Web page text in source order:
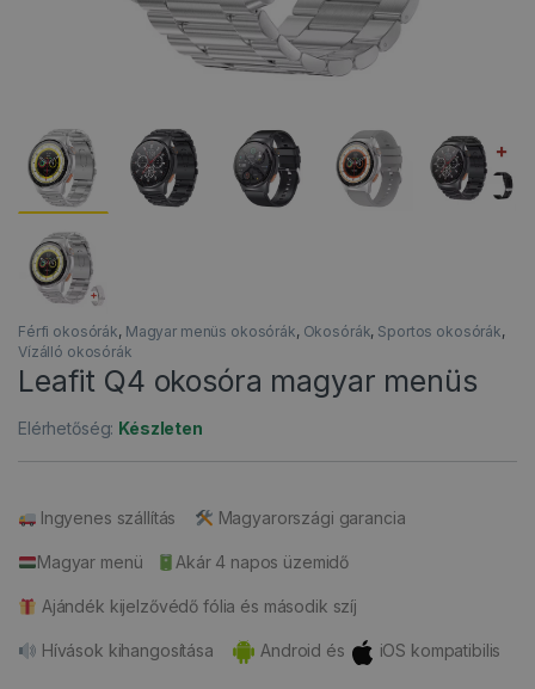
Férfi okosórák, Magyar menüs okosórák, Okosórák, Sportos okosórák,
Vízálló okosórák
Leafit Q4 okosóra magyar menüs
Elérhetőség: Készleten
Ingyenes szállítás Magyarországi garancia
Magyar menü Akár 4 napos üzemidő
Ajándék kijelzővédő fólia és második szíj
Hívások kihangosítása Android és iOS kompatibilis